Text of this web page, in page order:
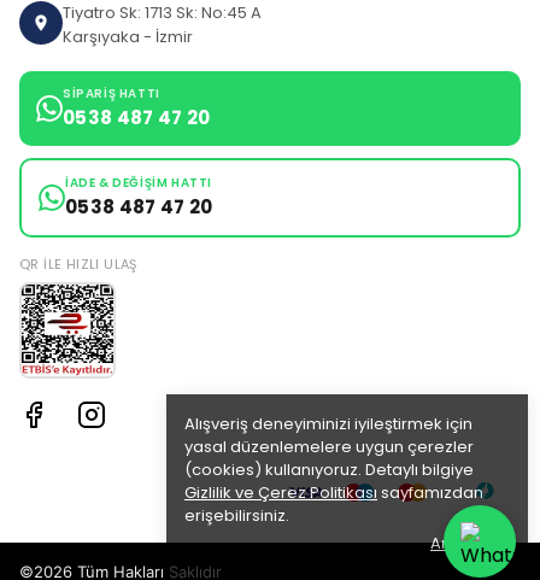
Alışveriş deneyiminizi iyileştirmek için
yasal düzenlemelere uygun çerezler
(cookies) kullanıyoruz. Detaylı bilgiye
Gizlilik ve Çerez Politikası sayfamızdan
erişebilirsiniz.
Anladım
Tiyatro Sk: 1713 Sk: No:45 A
Karşıyaka - İzmir
SIPARIŞ HATTI
0538 487 47 20
İADE & DEĞIŞIM HATTI
0538 487 47 20
QR ILE HIZLI ULAŞ
©2026 Tüm Hakları Saklıdır